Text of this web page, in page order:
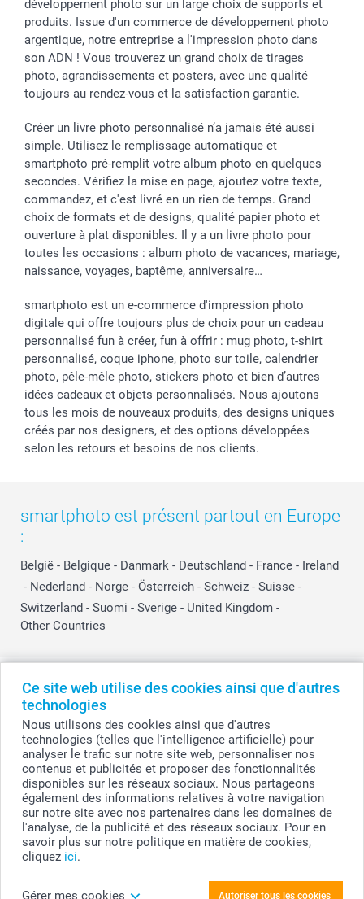
Ce site web utilise des cookies ainsi que d'autres
technologies
Nous utilisons des cookies ainsi que d'autres
technologies (telles que l'intelligence artificielle) pour
analyser le trafic sur notre site web, personnaliser nos
contenus et publicités et proposer des fonctionnalités
disponibles sur les réseaux sociaux. Nous partageons
également des informations relatives à votre navigation
sur notre site avec nos partenaires dans les domaines de
l'analyse, de la publicité et des réseaux sociaux. Pour en
savoir plus sur notre politique en matière de cookies,
cliquez ici.
Gérer mes cookies Autoriser tous les cookies
fleurs séchées et tirages photo carrés
développement photo sur un large choix de supports et
produits. Issue d'un commerce de développement photo
argentique, notre entreprise a l'impression photo dans
son ADN ! Vous trouverez un grand choix de tirages
photo, agrandissements et posters, avec une qualité
toujours au rendez-vous et la satisfaction garantie.
Créer un livre photo personnalisé n’a jamais été aussi
simple. Utilisez le remplissage automatique et
smartphoto pré-remplit votre album photo en quelques
secondes. Vérifiez la mise en page, ajoutez votre texte,
commandez, et c'est livré en un rien de temps. Grand
choix de formats et de designs, qualité papier photo et
ouverture à plat disponibles. Il y a un livre photo pour
toutes les occasions : album photo de vacances, mariage,
naissance, voyages, baptême, anniversaire…
smartphoto est un e-commerce d'impression photo
digitale qui offre toujours plus de choix pour un cadeau
personnalisé fun à créer, fun à offrir : mug photo, t-shirt
personnalisé, coque iphone, photo sur toile, calendrier
photo, pêle-mêle photo, stickers photo et bien d’autres
idées cadeaux et objets personnalisés. Nous ajoutons
tous les mois de nouveaux produits, des designs uniques
créés par nos designers, et des options développées
selon les retours et besoins de nos clients.
smartphoto est présent partout en Europe
:
België - Belgique - Danmark - Deutschland - France - Ireland
- Nederland - Norge - Österreich - Schweiz - Suisse -
Switzerland - Suomi - Sverige - United Kingdom -
Other Countries
© smartphoto group. Tous droits réservés
smartphoto group SA.
Siège social : Kwatrechtsteenweg 160, 9230 Wetteren, Belgique
Numéro de TVA BE 0405.706.755
Numéro d'entreprise 0405.706.755.
Coordonnées bancaires: IBAN BE71 2850 2711 5569 - BIC: GEBABEBB
Tous les prix sont en EURO (€), TVA incluse et hors frais de port.